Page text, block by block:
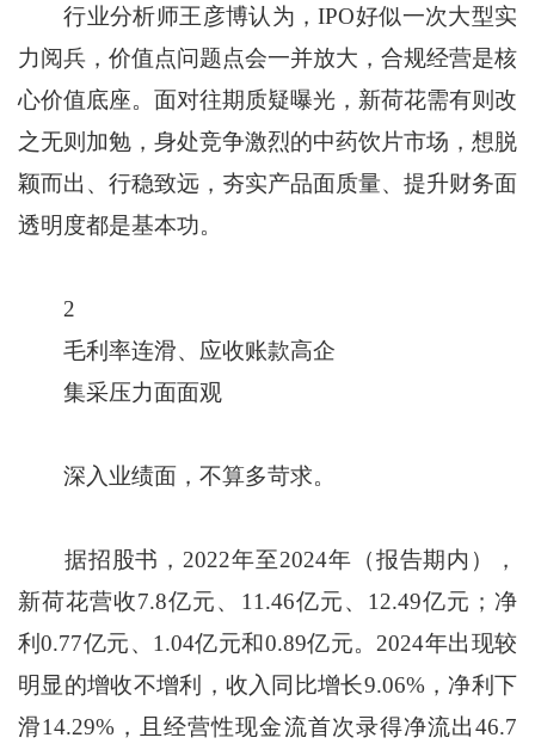
行业分析师王彦博认为，IPO好似一次大型实
力阅兵，价值点问题点会一并放大，合规经营是核
心价值底座。面对往期质疑曝光，新荷花需有则改
之无则加勉，身处竞争激烈的中药饮片市场，想脱
颖而出、行稳致远，夯实产品面质量、提升财务面
透明度都是基本功。
2
毛利率连滑、应收账款高企
集采压力面面观
深入业绩面，不算多苛求。
据招股书，2022年至2024年（报告期内），
新荷花营收7.8亿元、11.46亿元、12.49亿元；净
利0.77亿元、1.04亿元和0.89亿元。2024年出现较
明显的增收不增利，收入同比增长9.06%，净利下
滑14.29%，且经营性现金流首次录得净流出46.7